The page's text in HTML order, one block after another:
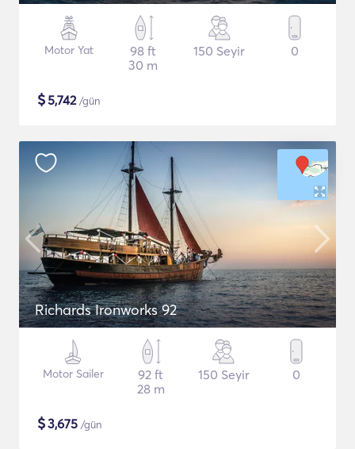
Motor Yat
98 ft
30 m
150 Seyir 0
$5,742/gün
Richards Ironworks 92
Motor Sailer
92 ft
28 m
150 Seyir 0
$3,675 /gün